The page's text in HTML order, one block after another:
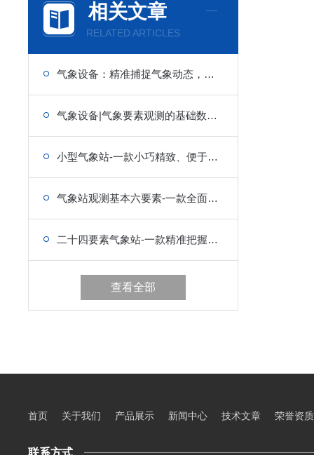
相关文章
RELATED ARTICLES
气象设备：精准捕捉气象动态，筑牢全域气象服务与防控防线
气象设备|气象要素观测的基础数据源
小型气象站-一款小巧精致、便于携带的气象设备
气象站观测基本六要素-一款全面解析气象多样现象的小型气象站
二十四要素气象站-一款精准把握气象发展韵律的小型气象站
查看全部
首页 关于我们 产品展示 新闻中心 技术文章 荣誉资质
联系方式